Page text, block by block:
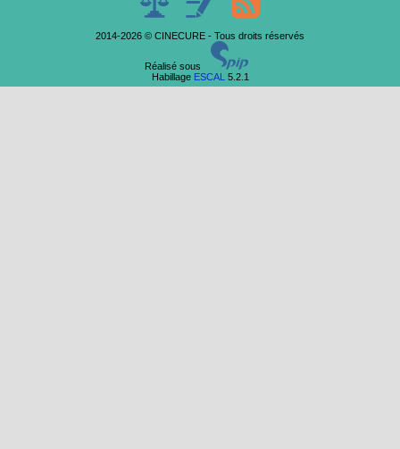
2014-2026 © CINECURE - Tous droits réservés
Réalisé sous
Habillage ESCAL5.2.1